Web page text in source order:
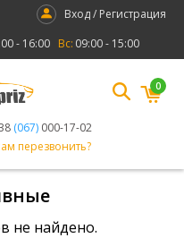
Вход / Регистрация
- 16:00 Вс: 09:00 - 15:00
(067) 000-17-02
перезвонить?
0
не найдено.